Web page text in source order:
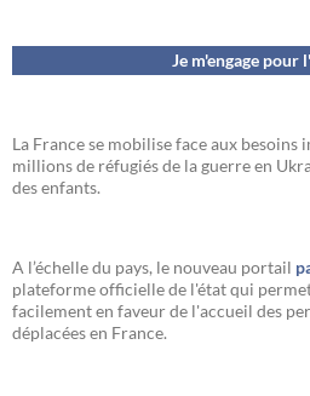
Je m'engage pour
La France se mobilise face aux besoins
millions de réfugiés de la guerre en
des enfants.
A l’échelle du pays, le nouveau portail
plateforme officielle de l'état qui
facilement en faveur de l'accueil des
déplacées en France.